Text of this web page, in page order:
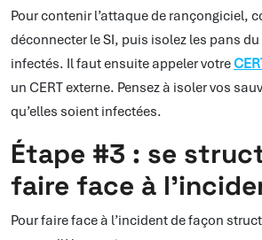
Pour contenir l’attaque de rançongiciel,
déconnecter le SI, puis isolez les pans
infectés. Il faut ensuite appeler votre
un CERT externe. Pensez à isoler vos
qu’elles soient infectées.
Étape #3 : se
faire face à
Pour faire face à l’incident de façon